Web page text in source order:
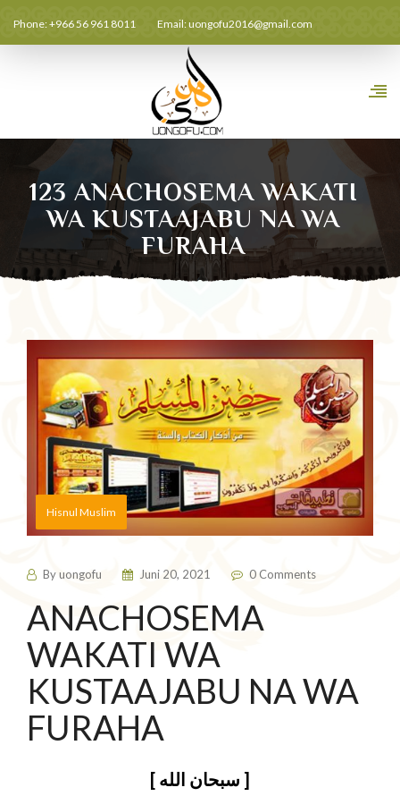
Phone: +966 56 961 8011 Email:uongofu2016@gmail.com
123 ANACHOSEMA WAKATI
WA KUSTAAJABU NA WA
FURAHA
Hisnul Muslim
Byuongofu Juni 20, 2021 0 Comments
ANACHOSEMA
WAKATI WA
KUSTAAJABU NA WA
FURAHA
[ سبحان الله ]